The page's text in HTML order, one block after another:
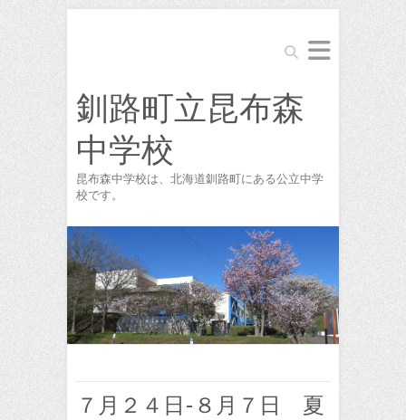
Search
釧路町立昆布森
中学校
昆布森中学校は、北海道釧路町にある公立中学
校です。
７月２４日-８月７日 夏